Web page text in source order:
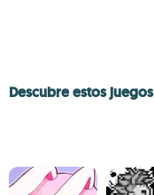
Descubre estos juegos